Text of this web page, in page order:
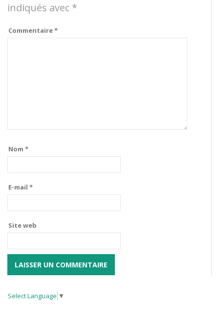
indiqués avec *
Commentaire*
Nom *
E-mail *
Site web
Select Language ▼